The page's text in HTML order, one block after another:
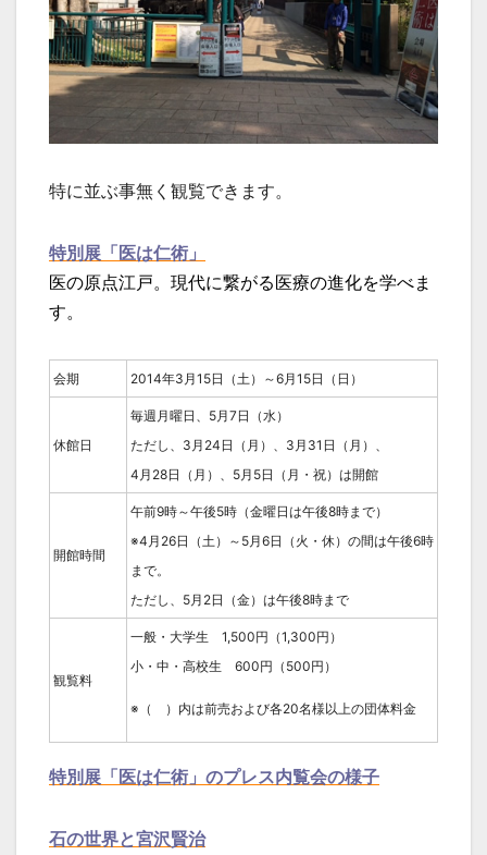
特に並ぶ事無く観覧できます。
特別展「医は仁術」
医の原点江戸。現代に繋がる医療の進化を学べま
す。
会期 2014年3月15日（土）～6月15日（日）
休館日
毎週月曜日、5月7日（水）
ただし、3月24日（月）、3月31日（月）、
4月28日（月）、5月5日（月・祝）は開館
開館時間
午前9時～午後5時（金曜日は午後8時まで）
※4月26日（土）～5月6日（火・休）の間は午後6時
まで。
ただし、5月2日（金）は午後8時まで
観覧料
一般・大学生 1,500円（1,300円）
小・中・高校生 600円（500円）
※（ ）内は前売および各20名様以上の団体料金
特別展「医は仁術」のプレス内覧会の様子
石の世界と宮沢賢治